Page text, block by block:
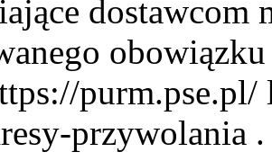
dostawcom
przywolania